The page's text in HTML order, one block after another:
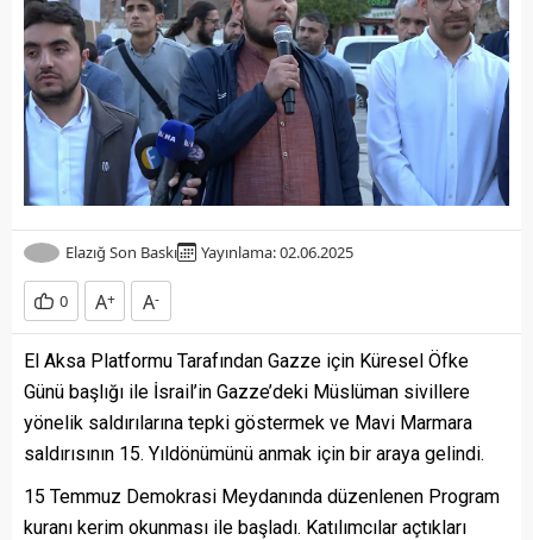
Elazığ Son Baskı Yayınlama: 02.06.2025
0 A+ A-
El Aksa Platformu Tarafından Gazze için Küresel Öfke
Günü başlığı ile İsrail’in Gazze’deki Müslüman sivillere
yönelik saldırılarına tepki göstermek ve Mavi Marmara
saldırısının 15. Yıldönümünü anmak için bir araya gelindi.
15 Temmuz Demokrasi Meydanında düzenlenen Program
kuranı kerim okunması ile başladı. Katılımcılar açtıkları